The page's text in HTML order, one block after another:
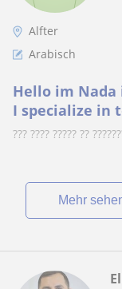
Alfter
Arabisch
Hello im Nada
I specialize in
??? ???? ????? ??
Mehr